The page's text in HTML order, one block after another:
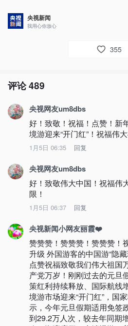
央视新闻
我用心你放心
355
评论489
央视网友um8dbs
好！致敬！祝福！点赞！新
境游迎来“开门红”！祝福伟大
1月5日 06:35 回复
央视网友um8dbs
好！致敬伟大中国！祝福伟
限！
1月5日 06:37 回复
央视新闻小网友丽霞❤️
赞赞赞！赞赞赞！赞赞赞！
升级 外国游客的中国游“隐
点赞祝福致敬我们伟大祖国
产党万岁！刚刚过去的元旦
策红利持续释放、国际航线
境游市场迎来“开门红”，国
示，今年元旦假期适用免签
到29.2万人次，较去年同期